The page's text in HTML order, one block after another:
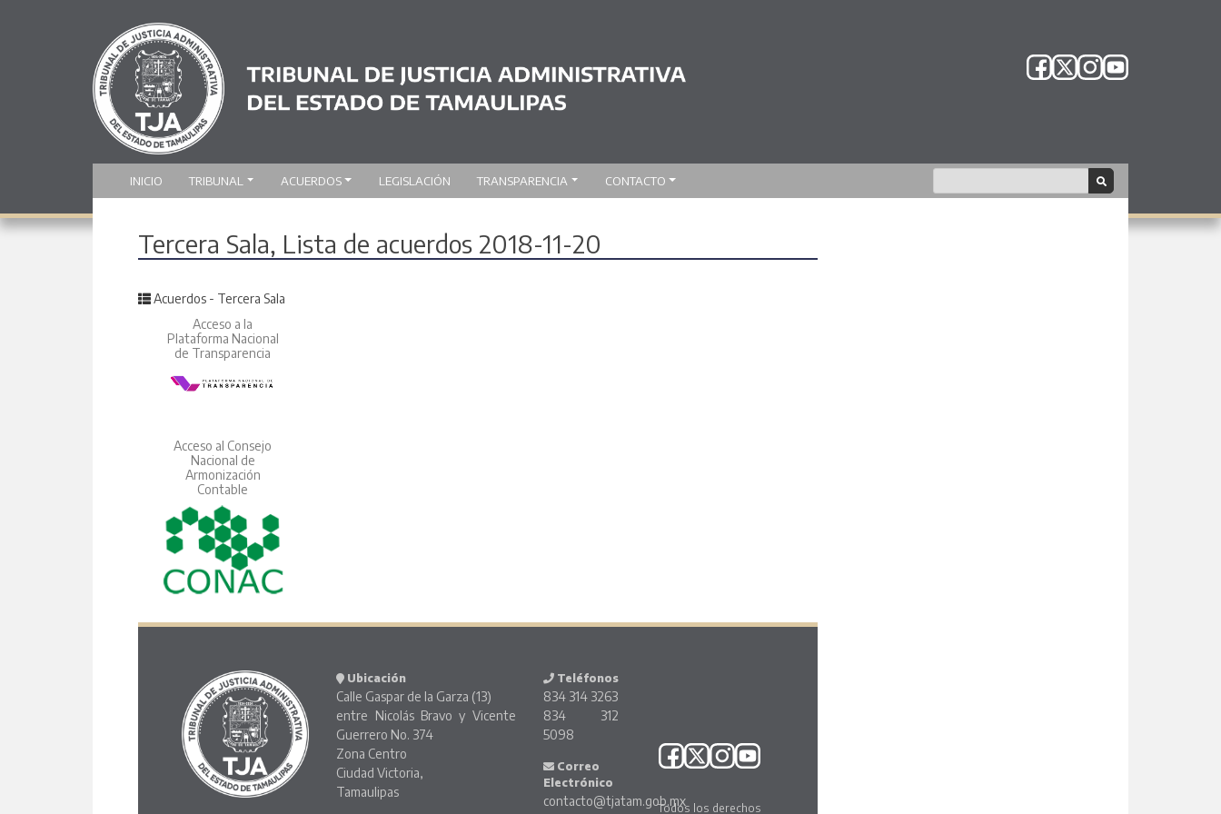
INICIO TRIBUNAL ACUERDOS LEGISLACIÓN TRANSPARENCIA CONTACTO
Tercera Sala, Lista de acuerdos 2018-11-20
Posted in
Acuerdos - Tercera Sala
Acceso a la
Plataforma Nacional
de Transparencia
Acceso al Consejo
Nacional de
Armonización
Contable
Ubicación
Calle Gaspar de la Garza (13)
entre Nicolás Bravo y Vicente
Guerrero No. 374
Zona Centro
Ciudad Victoria,
Tamaulipas
Teléfonos
834 314 3263
834 312
5098
Correo
Electrónico
contacto@tjatam.gob.mxTodos los derechos